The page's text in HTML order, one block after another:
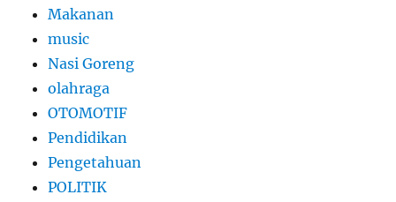
Makanan
music
Nasi Goreng
olahraga
OTOMOTIF
Pendidikan
Pengetahuan
POLITIK